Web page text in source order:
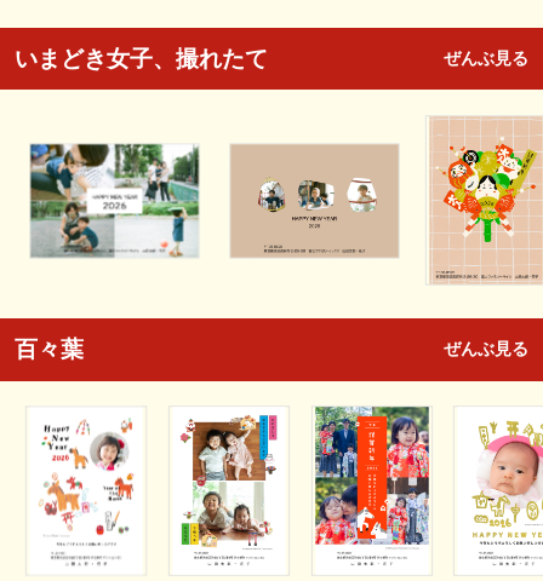
いまどき女子、撮れたて ぜんぶ見る
百々葉 ぜんぶ見る